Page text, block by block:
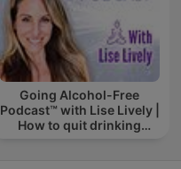
Going Alcohol-Free
Podcast™ with Lise Lively |
How to quit drinking